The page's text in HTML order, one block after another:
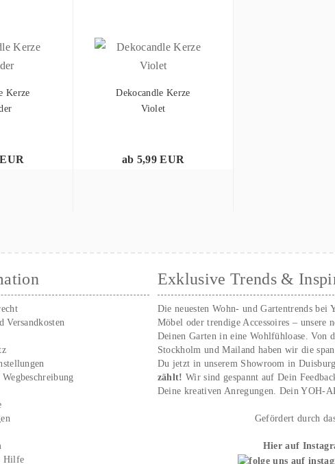
Kerze
Dekocandle Kerze
Violet
ab 5,99 EUR
Versandkosten
Hilfe
Exklusive Trends &
Die neuesten Wohn- und Gartentrends
Möbel oder trendige Accessoires – unsere
Deinen Garten in eine Wohlfühloase. Von
Stockholm und Mailand haben wir die
Du jetzt in unserem Showroom in
zählt!Wir sind gespannt auf Dein
Deine kreativen Anregungen. Dein
Gefördert durch
Hier auf